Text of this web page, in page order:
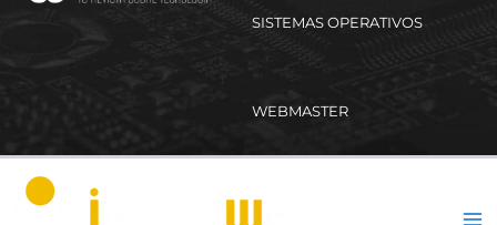
SISTEMAS OPERATIVOS
WEBMASTER